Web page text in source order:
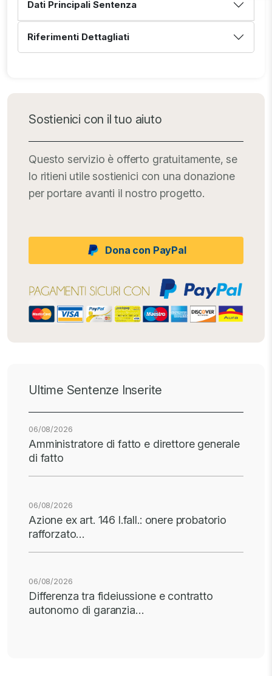
Dati Principali Sentenza
Riferimenti Dettagliati
Sostienici con il tuo aiuto
Questo servizio è offerto gratuitamente, se
lo ritieni utile sostienici con una donazione
per portare avanti il nostro progetto.
Dona con PayPal
Ultime Sentenze Inserite
06/08/2026
Amministratore di fatto e direttore generale
di fatto
06/08/2026
Azione ex art. 146 l.fall.: onere probatorio
rafforzato…
06/08/2026
Differenza tra fideiussione e contratto
autonomo di garanzia…